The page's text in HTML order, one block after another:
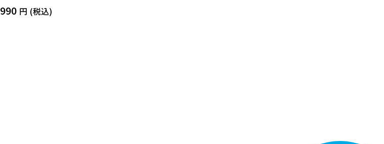
990 (税込)